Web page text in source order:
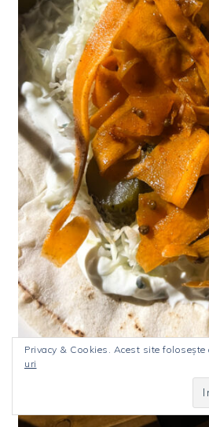
Privacy & Cookies. Acest site folosește
uri